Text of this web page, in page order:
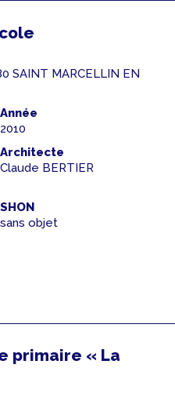
SAINT MARCELLIN EN
Année
2010
Architecte
Claude BERTIER
SHON
sans objet
primaire « La